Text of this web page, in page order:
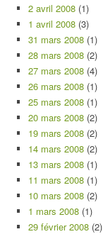
2 avril 2008 (1)
1 avril 2008 (3)
31 mars 2008 (1)
28 mars 2008 (2)
27 mars 2008 (4)
26 mars 2008 (1)
25 mars 2008 (1)
20 mars 2008 (2)
19 mars 2008 (2)
14 mars 2008 (2)
13 mars 2008 (1)
11 mars 2008 (1)
10 mars 2008 (2)
1 mars 2008 (1)
29 février 2008 (2)